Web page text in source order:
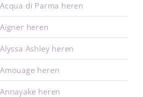
Hugo Boss dames
Acqua di Parma heren
Aigner heren
Alyssa Ashley heren
Amouage heren
Annayake heren